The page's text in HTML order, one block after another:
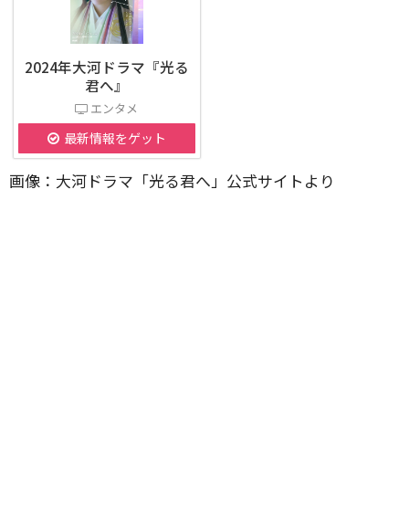
2024年大河ドラマ『光る
君へ』
エンタメ
最新情報をゲット
画像：大河ドラマ「光る君へ」公式サイトより